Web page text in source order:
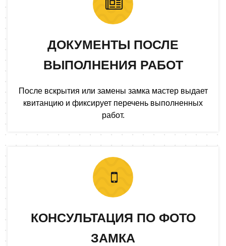
ДОКУМЕНТЫ ПОСЛЕ
ВЫПОЛНЕНИЯ РАБОТ
После вскрытия или замены замка мастер выдает
квитанцию и фиксирует перечень выполненных
работ.
КОНСУЛЬТАЦИЯ ПО ФОТО
ЗАМКА